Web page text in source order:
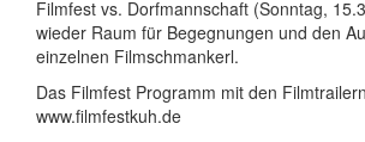
Filmfest vs. Dorfmannschaft (Sonntag,
wieder Raum für Begegnungen und den
einzelnen Filmschmankerl.
Das Filmfest Programm mit den
www.filmfestkuh.de